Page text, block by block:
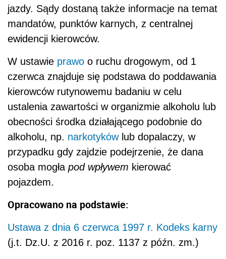
jazdy. Sądy dostaną także informacje na temat
mandatów, punktów karnych, z centralnej
ewidencji kierowców.
W ustawie prawo o ruchu drogowym, od 1
czerwca znajduje się podstawa do poddawania
kierowców rutynowemu badaniu w celu
ustalenia zawartości w organizmie alkoholu lub
obecności środka działającego podobnie do
alkoholu, np. narkotykówlub dopalaczy, w
przypadku gdy zajdzie podejrzenie, że dana
osoba mogła pod wpływem kierować
pojazdem.
Opracowano na podstawie:
Ustawa z dnia 6 czerwca 1997 r. Kodeks karny
(j.t. Dz.U. z 2016 r. poz. 1137 z późn. zm.)